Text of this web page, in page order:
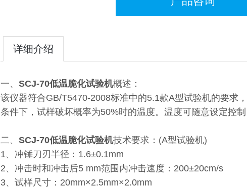
详细介绍
一、 SCJ-70低温脆化试验机概述：
该仪器符合GB/T5470-2008标准中的5.1款A型试验机的要求
条件下，试样破坏概率为50%时的温度。温度可随意设定控
二、 SCJ-70低温脆化试验机技术要求：(A型试验机)
1、冲锤刀刃半径：1.6±0.1mm
2、冲击时和冲击后5 mm范围内冲击速度：200±20cm/s
3、试样尺寸：20mm×2.5mm×2.0mm